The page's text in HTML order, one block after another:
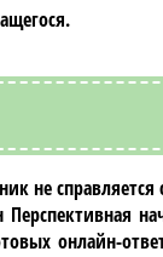
не
онлайн-